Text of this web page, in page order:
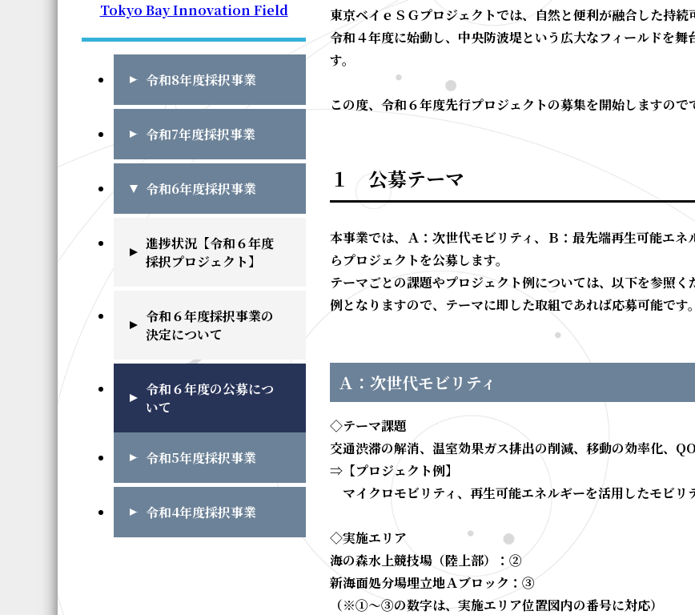
Tokyo Bay Innovation Field
令和8年度採択事業
令和7年度採択事業
令和6年度採択事業
進捗状況【令和６年度
採択プロジェクト】
令和６年度採択事業の
決定について
令和６年度の公募につ
いて
令和5年度採択事業
令和4年度採択事業
東京ベイｅＳＧプロジェクトでは、自然と便利が融合した持
令和４年度に始動し、中央防波堤という広大なフィールドを
す。
この度、令和６年度先行プロジェクトの募集を開始しますので
１ 公募テーマ
本事業では、 Ａ：次世代モビリティ、 Ｂ：最先端再生可能エネ
らプロジェクトを公募します。
テーマごとの課題やプロジェクト例については、以下を参照
例となりますので、テーマに即した取組であれば応募可能です。
Ａ：次世代モビリティ
◇テーマ課題
交通渋滞の解消、温室効果ガス排出の削減、移動の効率化、
⇒【プロジェクト例】
マイクロモビリティ、再生可能エネルギーを活用したモビ
◇実施エリア
海の森水上競技場（陸上部）：②
新海面処分場埋立地Ａブロック：③
（※①～③の数字は、実施エリア位置図内の番号に対応）